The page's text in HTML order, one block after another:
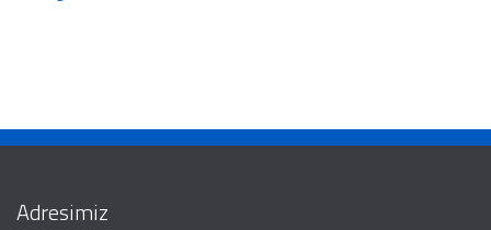
Adresimiz